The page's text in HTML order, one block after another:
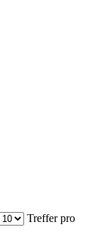
Treffer pro